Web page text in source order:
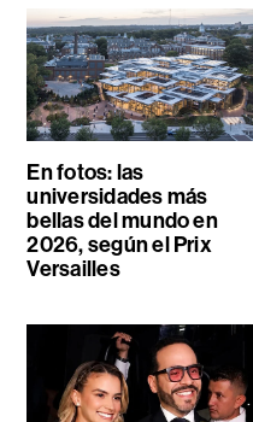
En fotos: las
universidades más
bellas del mundo en
2026, según el Prix
Versailles